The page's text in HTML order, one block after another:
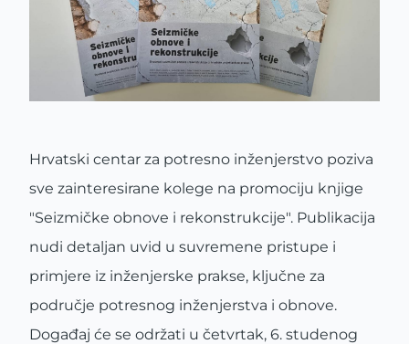
Hrvatski centar za potresno inženjerstvo poziva
sve zainteresirane kolege na promociju knjige
"Seizmičke obnove i rekonstrukcije". Publikacija
nudi detaljan uvid u suvremene pristupe i
primjere iz inženjerske prakse, ključne za
područje potresnog inženjerstva i obnove.
Događaj će se održati u četvrtak, 6. studenog